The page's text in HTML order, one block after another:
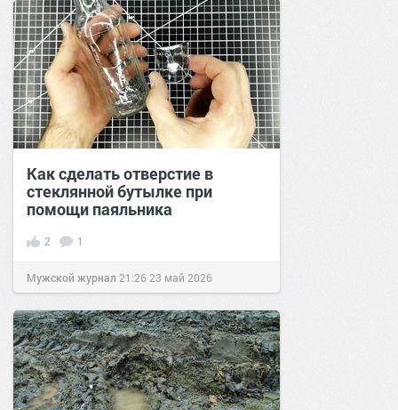
Как сделать отверстие в
стеклянной бутылке при
помощи паяльника
2 1
Мужской журнал 21:26 23 май 2026